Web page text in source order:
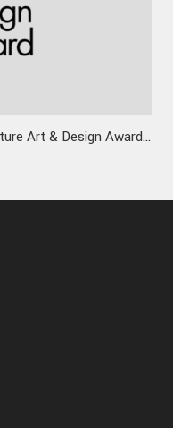
Art & Design Award